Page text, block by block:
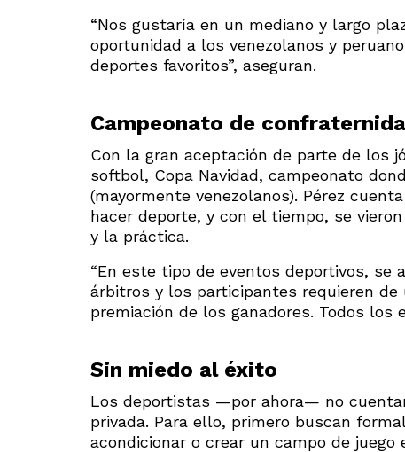
“Nos gustaría en un mediano y largo
oportunidad a los venezolanos y
deportes favoritos”, aseguran.
Campeonato de
Con la gran aceptación de parte de los
softbol, Copa Navidad, campeonato
(mayormente venezolanos). Pérez
hacer deporte, y con el tiempo, se
y la práctica.
“En este tipo de eventos deportivos, se
árbitros y los participantes requieren de
premiación de los ganadores. Todos los
Sin miedo al éxito
Los deportistas —por ahora— no
privada. Para ello, primero buscan
acondicionar o crear un campo de